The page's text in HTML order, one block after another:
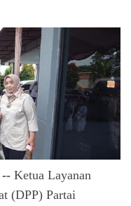
Ketua Layanan
(DPP) Partai